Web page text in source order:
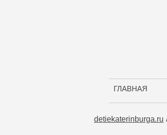
ГЛАВНАЯ
detiekaterinburga.ru